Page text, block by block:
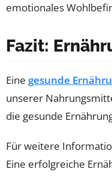
emotionales
Fazit:
Eine gesunde
unserer
die gesunde
Für weitere
Eine erfolgreiche